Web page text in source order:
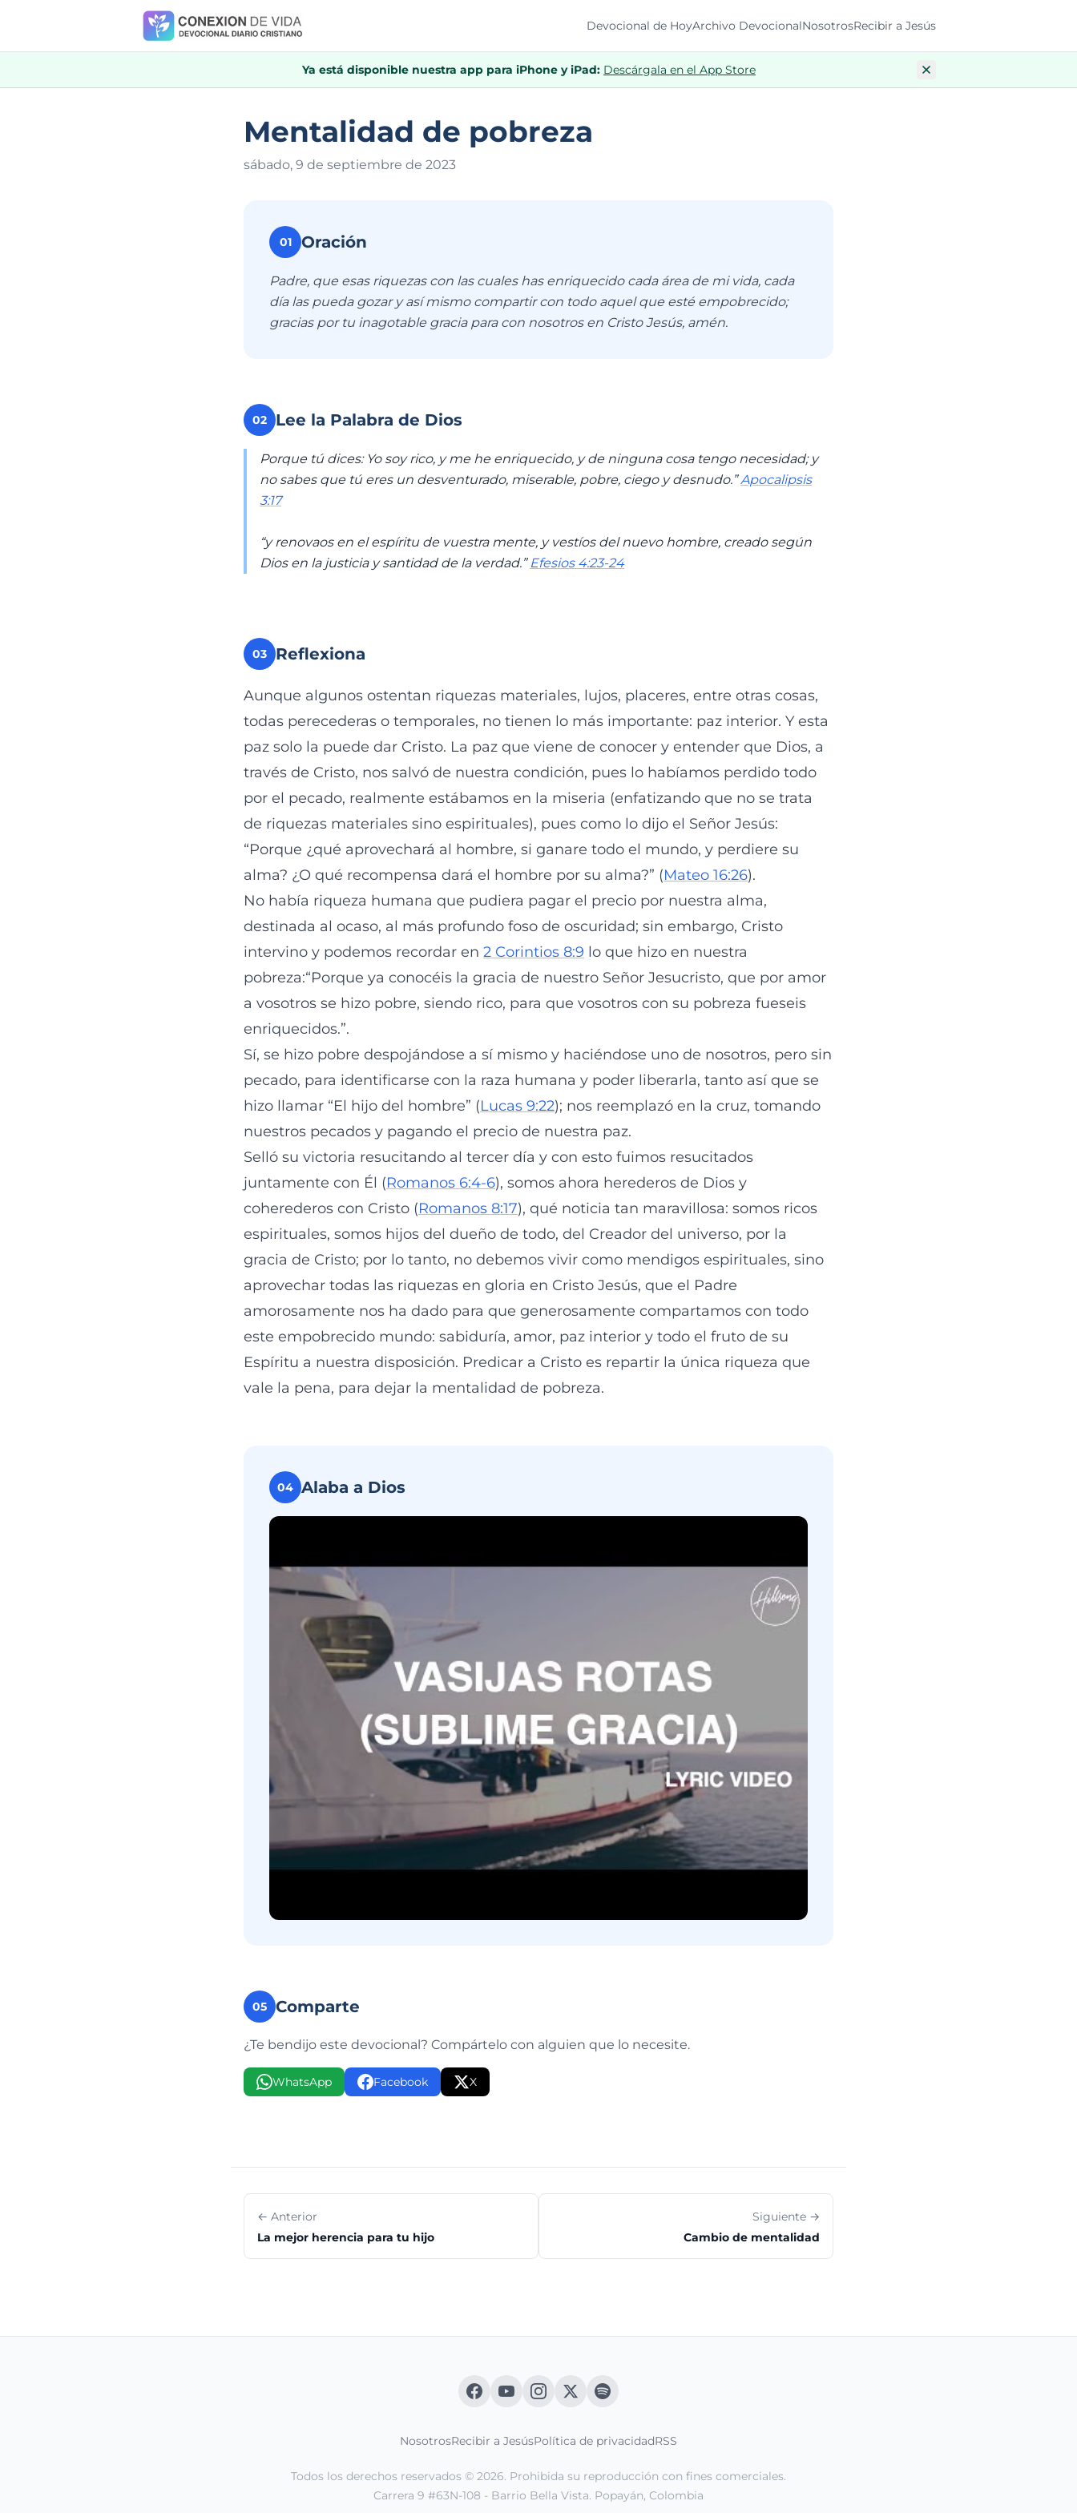
Devocional de HoyArchivo DevocionalNosotrosRecibir a Jesús
Ya está disponible nuestra app para iPhone y iPad: Descárgala en el App Store
Mentalidad de pobreza
sábado, 9 de septiembre de 2023
01 Oración
Padre, que esas riquezas con las cuales has enriquecido cada área de mi vida, cada
día las pueda gozar y así mismo compartir con todo aquel que esté empobrecido;
gracias por tu inagotable gracia para con nosotros en Cristo Jesús, amén.
02 Lee la Palabra de Dios
Porque tú dices: Yo soy rico, y me he enriquecido, y de ninguna cosa tengo necesidad; y
no sabes que tú eres un desventurado, miserable, pobre, ciego y desnudo.”Apocalipsis
3:17
“y renovaos en el espíritu de vuestra mente, y vestíos del nuevo hombre, creado según
Dios en la justicia y santidad de la verdad.” Efesios 4:23-24
03 Reflexiona
Aunque algunos ostentan riquezas materiales, lujos, placeres, entre otras cosas,
todas perecederas o temporales, no tienen lo más importante: paz interior. Y esta
paz solo la puede dar Cristo. La paz que viene de conocer y entender que Dios, a
través de Cristo, nos salvó de nuestra condición, pues lo habíamos perdido todo
por el pecado, realmente estábamos en la miseria (enfatizando que no se trata
de riquezas materiales sino espirituales), pues como lo dijo el Señor Jesús:
“Porque ¿qué aprovechará al hombre, si ganare todo el mundo, y perdiere su
alma? ¿O qué recompensa dará el hombre por su alma?” (Mateo 16:26).
No había riqueza humana que pudiera pagar el precio por nuestra alma,
destinada al ocaso, al más profundo foso de oscuridad; sin embargo, Cristo
intervino y podemos recordar en 2 Corintios 8:9 lo que hizo en nuestra
pobreza:“Porque ya conocéis la gracia de nuestro Señor Jesucristo, que por amor
a vosotros se hizo pobre, siendo rico, para que vosotros con su pobreza fueseis
enriquecidos.”.
Sí, se hizo pobre despojándose a sí mismo y haciéndose uno de nosotros, pero sin
pecado, para identificarse con la raza humana y poder liberarla, tanto así que se
hizo llamar “El hijo del hombre” (Lucas 9:22); nos reemplazó en la cruz, tomando
nuestros pecados y pagando el precio de nuestra paz.
Selló su victoria resucitando al tercer día y con esto fuimos resucitados
juntamente con Él (Romanos 6:4-6), somos ahora herederos de Dios y
coherederos con Cristo (Romanos 8:17), qué noticia tan maravillosa: somos ricos
espirituales, somos hijos del dueño de todo, del Creador del universo, por la
gracia de Cristo; por lo tanto, no debemos vivir como mendigos espirituales, sino
aprovechar todas las riquezas en gloria en Cristo Jesús, que el Padre
amorosamente nos ha dado para que generosamente compartamos con todo
este empobrecido mundo: sabiduría, amor, paz interior y todo el fruto de su
Espíritu a nuestra disposición. Predicar a Cristo es repartir la única riqueza que
vale la pena, para dejar la mentalidad de pobreza.
04 Alaba a Dios
05 Comparte
¿Te bendijo este devocional? Compártelo con alguien que lo necesite.
WhatsApp Facebook X
← Anterior
La mejor herencia para tu hijo
Siguiente →
Cambio de mentalidad
NosotrosRecibir a JesúsPolítica de privacidadRSS
Todos los derechos reservados © 2026. Prohibida su reproducción con fines comerciales.
Carrera 9 #63N-108 - Barrio Bella Vista. Popayán, Colombia